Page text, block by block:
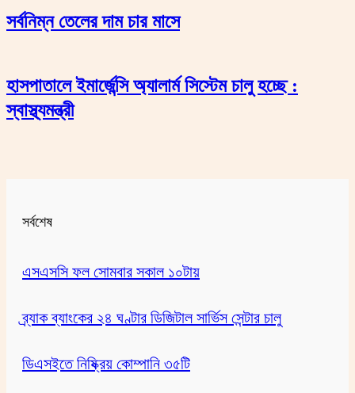
সর্বনিম্ন তেলের দাম চার মাসে
হাসপাতালে ইমার্জেন্সি অ্যালার্ম সিস্টেম চালু হচ্ছে :
স্বাস্থ্যমন্ত্রী
সর্বশেষ
এসএসসি ফল সোমবার সকাল ১০টায়
ব্র্যাক ব্যাংকের ২৪ ঘণ্টার ডিজিটাল সার্ভিস সেন্টার চালু
ডিএসইতে নিষ্ক্রিয় কোম্পানি ৩৫টি